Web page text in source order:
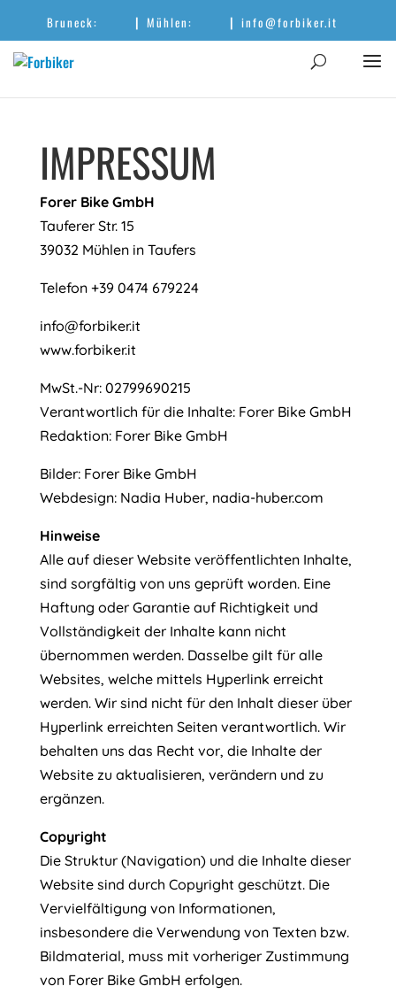
Bruneck: | Mühlen: | info@forbiker.it
IMPRESSUM
Forer Bike GmbH
Tauferer Str. 15
39032 Mühlen in Taufers
Telefon +39 0474 679224
info@forbiker.it
www.forbiker.it
MwSt.-Nr: 02799690215
Verantwortlich für die Inhalte: Forer Bike GmbH
Redaktion: Forer Bike GmbH
Bilder: Forer Bike GmbH
Webdesign: Nadia Huber, nadia-huber.com
Hinweise
Alle auf dieser Website veröffentlichten Inhalte,
sind sorgfältig von uns geprüft worden. Eine
Haftung oder Garantie auf Richtigkeit und
Vollständigkeit der Inhalte kann nicht
übernommen werden. Dasselbe gilt für alle
Websites, welche mittels Hyperlink erreicht
werden. Wir sind nicht für den Inhalt dieser über
Hyperlink erreichten Seiten verantwortlich. Wir
behalten uns das Recht vor, die Inhalte der
Website zu aktualisieren, verändern und zu
ergänzen.
Copyright
Die Struktur (Navigation) und die Inhalte dieser
Website sind durch Copyright geschützt. Die
Vervielfältigung von Informationen,
insbesondere die Verwendung von Texten bzw.
Bildmaterial, muss mit vorheriger Zustimmung
von Forer Bike GmbH erfolgen.